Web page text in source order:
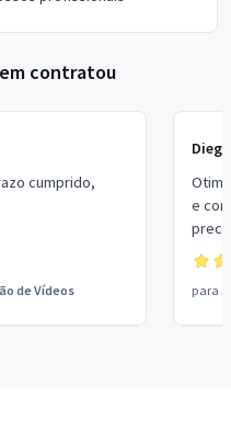
contratou
de Vídeos
e
para